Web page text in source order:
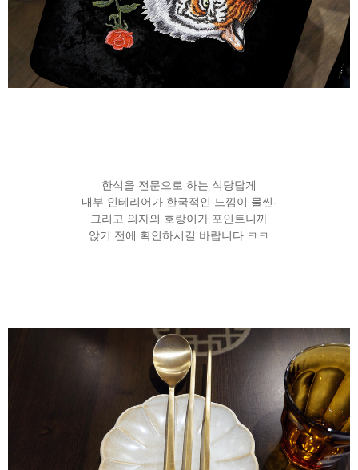
한식을 전문으로 하는 식당답게
내부 인테리어가 한국적인 느낌이 물씬-
그리고 의자의 호랑이가 포인트니까
앉기 전에 확인하시길 바랍니다 ㅋㅋ